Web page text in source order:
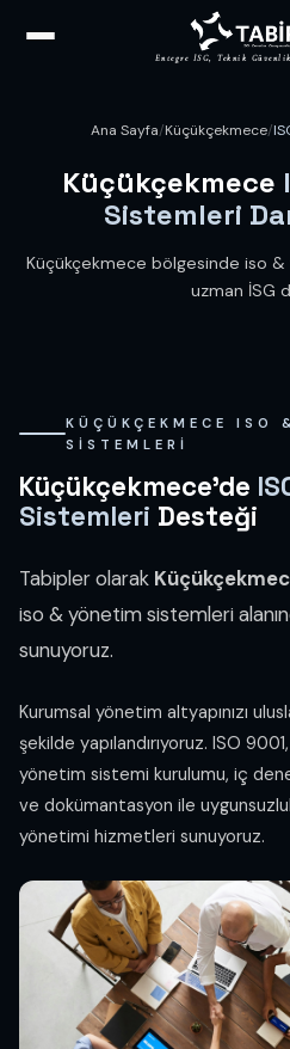
Entegre İSG, Teknik
Ana Sayfa/Küçükçekmece/
Küçükçekmece
Sistemleri
Küçükçekmece bölgesinde iso
uzman İSG
KÜÇÜKÇEKMECE ISO
SISTEMLERI
Küçükçekmece'de
Sistemleri Desteği
Tabipler olarak
iso & yönetim sistemleri
sunuyoruz.
Kurumsal yönetim altyapınızı
şekilde yapılandırıyoruz. ISO
yönetim sistemi kurulumu, iç
ve dokümantasyon ile
yönetimi hizmetleri sunuyoruz.